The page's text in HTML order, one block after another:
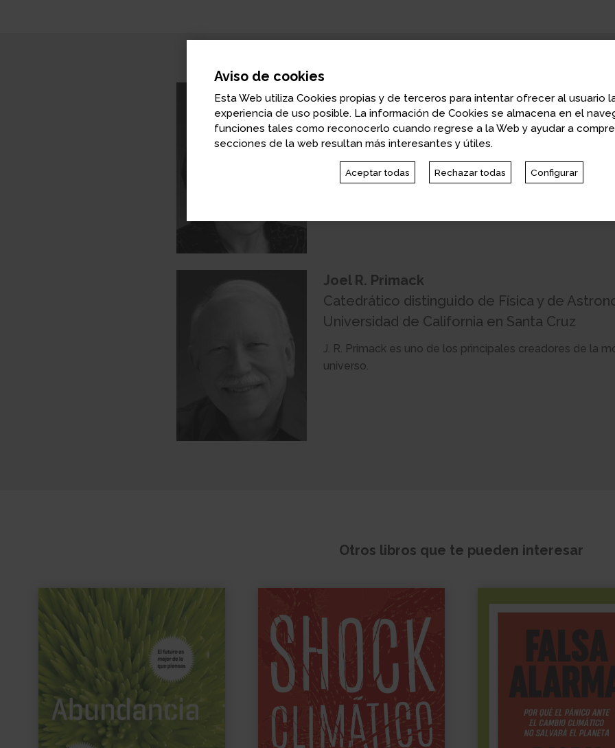
Nancy Ellen Abrams
Abogada y filósofa de la cultura. Profesora
California en Santa Cruz
Profesora en University of California en Santa Cruz. Ha
Fundación Ford y la Oficina de Evaluación de la
Joel R. Primack
Catedrático distinguido de Física y de
Universidad de California en Santa Cruz
J. R. Primack es uno de los principales creadores de la
universo.
Otros libros que te pueden interesar
Aviso de cookies
Esta Web utiliza Cookies propias y de terceros para intentar ofrecer al usuario
experiencia de uso posible. La información de Cookies se almacena en el
funciones tales como reconocerlo cuando regrese a la Web y ayudar a
secciones de la web resultan más interesantes y útiles.
Aceptar todas Rechazar todas Configurar